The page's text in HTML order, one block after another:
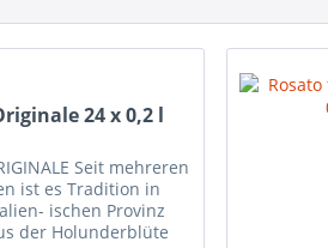
24 x 0,2 l
Seit mehreren
ist es Tradition in
ischen Provinz
der Holunderblüte